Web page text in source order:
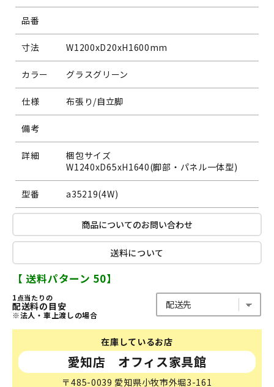
品番
寸法 W1200xD20xH1600mm
カラー グラスグリーン
仕様 布張り/自立脚
備考
詳細
梱包サイズ
W1240xD65xH1640(脚部・パネル一体型)
型番 a35219(4W)
商品についてのお問い合わせ
送料について
【 送料パターン 50】
1点当たりの
配送料の目安
※法人・車上渡しの場合
在庫しているお店
愛知店 オフィス家具館
〒485-0039 愛知県小牧市外堀3-161